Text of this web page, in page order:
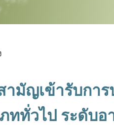
มัญเข้ารับกา
ททั่วไป ระดับอ